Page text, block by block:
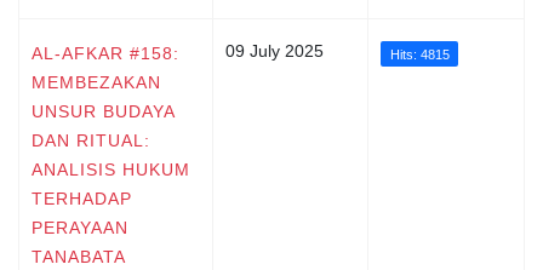
AL-AFKAR #158:
MEMBEZAKAN
UNSUR BUDAYA
DAN RITUAL:
ANALISIS HUKUM
TERHADAP
PERAYAAN
TANABATA
09 July 2025 Hits: 4815